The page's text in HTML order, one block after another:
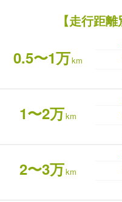
【走行距
0.5〜1万km
1〜2万km
2〜3万km